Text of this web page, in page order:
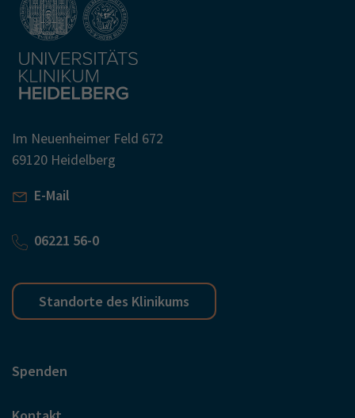
Im Neuenheimer Feld 672
69120 Heidelberg
E-Mail
06221 56-0
Standorte des Klinikums
Spenden